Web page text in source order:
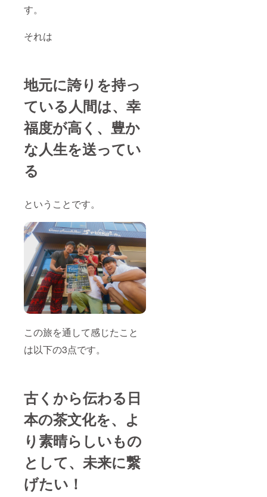
す。
それは
地元に誇りを持っ
ている人間は、幸
福度が高く、豊か
な人生を送ってい
る
ということです。
この旅を通して感じたこと
は以下の3点です。
古くから伝わる日
本の茶文化を、よ
り素晴らしいもの
として、未来に繋
げたい！